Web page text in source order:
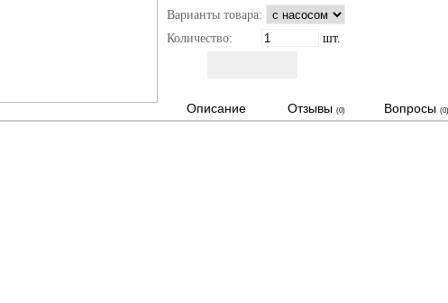
Варианты товара:
Количество:
шт.
Описание Отзывы (0) Вопросы (0)